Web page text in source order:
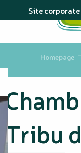
au
principal
Site
Homepage
Tribu